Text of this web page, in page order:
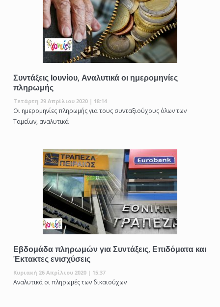
Συντάξεις Ιουνίου, Αναλυτικά οι ημερομηνίες
πληρωμής
Τετάρτη 29 Απρίλιου 2020 | 18:14
Οι ημερομηνίες πληρωμής για τους συνταξιούχους όλων των
Ταμείων, αναλυτικά
Εβδομάδα πληρωμών για Συντάξεις, Επιδόματα και
Έκτακτες ενισχύσεις
Κυριακή 26 Απρίλιου 2020 | 15:37
Αναλυτικά οι πληρωμές των δικαιούχων